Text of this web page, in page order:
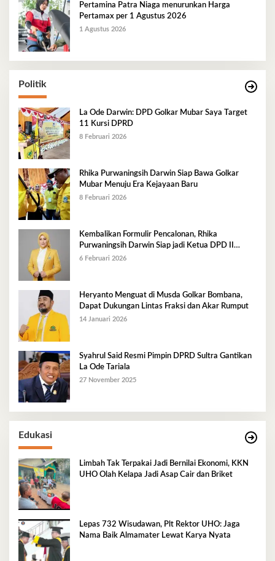
Pertamina Patra Niaga menurunkan Harga
Pertamax per 1 Agustus 2026
1 Agustus 2026
Politik
La Ode Darwin: DPD Golkar Mubar Saya Target
11 Kursi DPRD
8 Februari 2026
Rhika Purwaningsih Darwin Siap Bawa Golkar
Mubar Menuju Era Kejayaan Baru
8 Februari 2026
Kembalikan Formulir Pencalonan, Rhika
Purwaningsih Darwin Siap jadi Ketua DPD II
Golkar Mubar
6 Februari 2026
Heryanto Menguat di Musda Golkar Bombana,
Dapat Dukungan Lintas Fraksi dan Akar Rumput
14 Januari 2026
Syahrul Said Resmi Pimpin DPRD Sultra Gantikan
La Ode Tariala
27 November 2025
Edukasi
Limbah Tak Terpakai Jadi Bernilai Ekonomi, KKN
UHO Olah Kelapa Jadi Asap Cair dan Briket
Lepas 732 Wisudawan, Plt Rektor UHO: Jaga
Nama Baik Almamater Lewat Karya Nyata